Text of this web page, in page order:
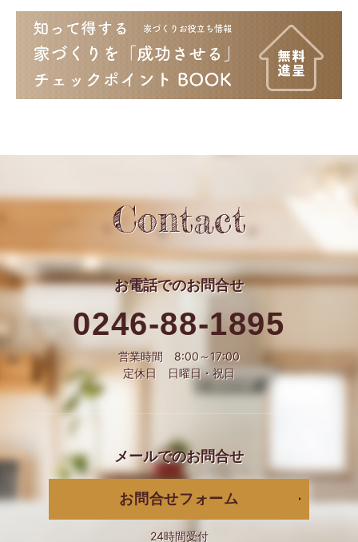
Contact
お電話でのお問合せ
0246-88-1895
営業時間 8:00～17:00
定休日 日曜日・祝日
メールでのお問合せ
お問合せフォーム
24時間受付